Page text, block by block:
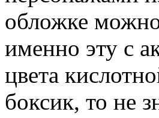
обложке
именно эту с
цвета
боксик, то не